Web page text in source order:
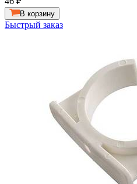
В корзину
Быстрый заказ